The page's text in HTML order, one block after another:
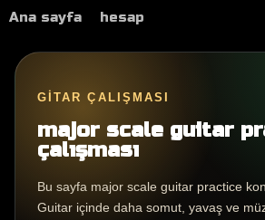
Ana sayfa hesap
GITAR ÇALIŞMASI
major scale guitar
çalışması
Bu sayfa major scale guitar practice
Guitar içinde daha somut, yavaş ve